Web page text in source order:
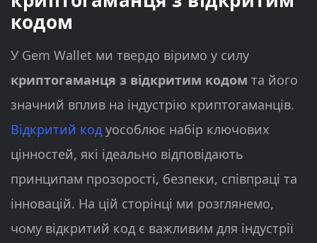
кодом
У Gem Wallet ми твердо віримо у силу
криптогаманця з відкритим кодом та його
значний вплив на індустрію криптогаманців.
Відкритий код уособлює набір ключових
цінностей, які ідеально відповідають
принципам прозорості, безпеки, співпраці та
інновацій. На цій сторінці ми розглянемо,
чому відкритий код є важливим для індустрії